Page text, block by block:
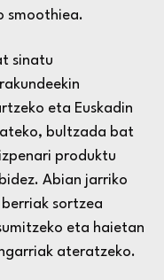
smoothiea.
sinatu
eta Euskadin
bultzada bat
produktu
Abian jarriko
sortzea
eta haietan
ateratzeko.